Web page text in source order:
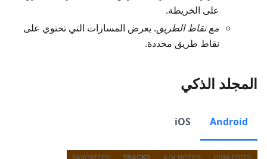
على الخريطة.
مع نقاط الطريق. يعرض المسارات التي تحتوي على
نقاط طريق محددة.
المجلد الذكي
Android
iOS